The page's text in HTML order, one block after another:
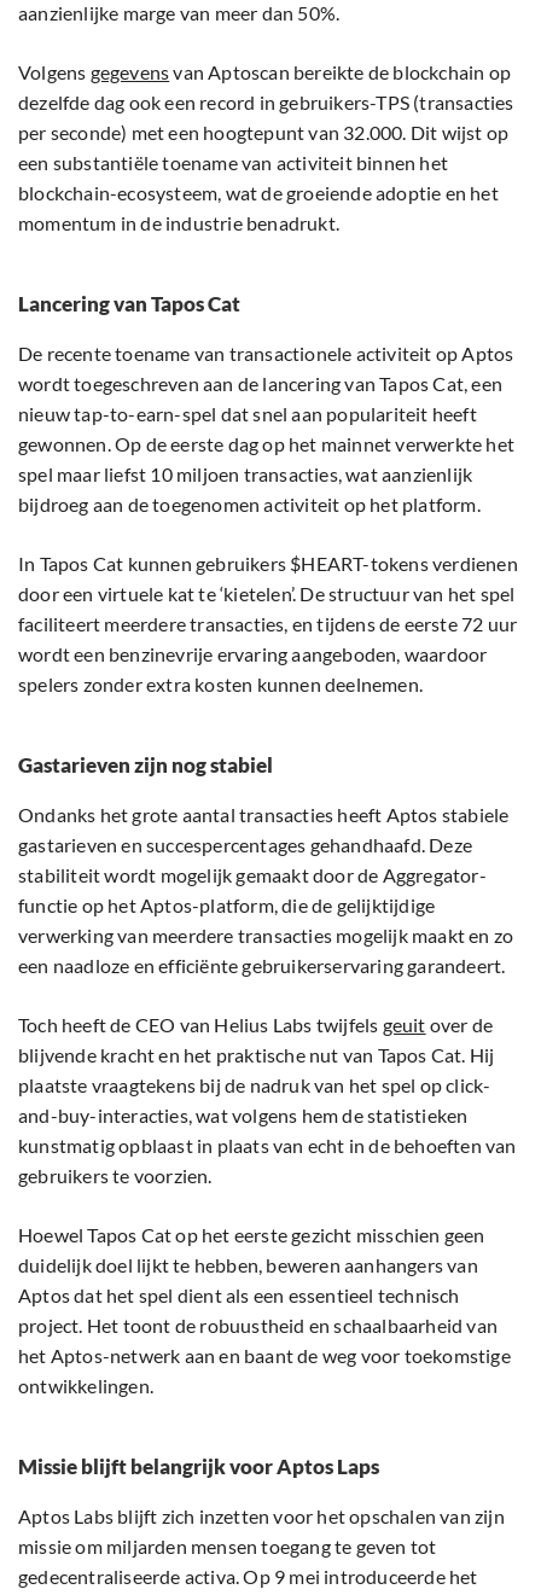
aanzienlijke marge van meer dan 50%.
Volgens gegevensvan Aptoscan bereikte de blockchain op
dezelfde dag ook een record in gebruikers-TPS (transacties
per seconde) met een hoogtepunt van 32.000. Dit wijst op
een substantiële toename van activiteit binnen het
blockchain-ecosysteem, wat de groeiende adoptie en het
momentum in de industrie benadrukt.
Lancering van Tapos Cat
De recente toename van transactionele activiteit op Aptos
wordt toegeschreven aan de lancering van Tapos Cat, een
nieuw tap-to-earn-spel dat snel aan populariteit heeft
gewonnen. Op de eerste dag op het mainnet verwerkte het
spel maar liefst 10 miljoen transacties, wat aanzienlijk
bijdroeg aan de toegenomen activiteit op het platform.
In Tapos Cat kunnen gebruikers $HEART-tokens verdienen
door een virtuele kat te ‘kietelen’. De structuur van het spel
faciliteert meerdere transacties, en tijdens de eerste 72 uur
wordt een benzinevrije ervaring aangeboden, waardoor
spelers zonder extra kosten kunnen deelnemen.
Gastarieven zijn nog stabiel
Ondanks het grote aantal transacties heeft Aptos stabiele
gastarieven en succespercentages gehandhaafd. Deze
stabiliteit wordt mogelijk gemaakt door de Aggregator-
functie op het Aptos-platform, die de gelijktijdige
verwerking van meerdere transacties mogelijk maakt en zo
een naadloze en efficiënte gebruikerservaring garandeert.
Toch heeft de CEO van Helius Labs twijfels geuit over de
blijvende kracht en het praktische nut van Tapos Cat. Hij
plaatste vraagtekens bij de nadruk van het spel op click-
and-buy-interacties, wat volgens hem de statistieken
kunstmatig opblaast in plaats van echt in de behoeften van
gebruikers te voorzien.
Hoewel Tapos Cat op het eerste gezicht misschien geen
duidelijk doel lijkt te hebben, beweren aanhangers van
Aptos dat het spel dient als een essentieel technisch
project. Het toont de robuustheid en schaalbaarheid van
het Aptos-netwerk aan en baant de weg voor toekomstige
ontwikkelingen.
Missie blijft belangrijk voor Aptos Laps
Aptos Labs blijft zich inzetten voor het opschalen van zijn
missie om miljarden mensen toegang te geven tot
gedecentraliseerde activa. Op 9 mei introduceerde het